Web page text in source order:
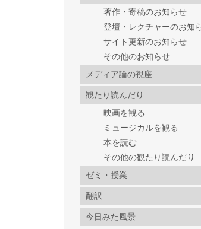
著作・寄稿のお知らせ
登壇・レクチャーのお知
サイト更新のお知らせ
その他のお知らせ
メディア論の視座
観たり読んだり
映画を観る
ミュージカルを観る
本を読む
その他の観たり読んだり
ゼミ・授業
翻訳
今日みた風景